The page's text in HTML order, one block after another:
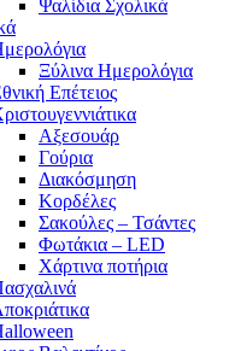
Ψαλίδια Σχολικά
Ξύλινα Ημερολόγια
Επέτειος
Αξεσουάρ
Γούρια
Διακόσμηση
Κορδέλες
Σακούλες – Τσάντες
Φωτάκια – LED
Χάρτινα ποτήρια